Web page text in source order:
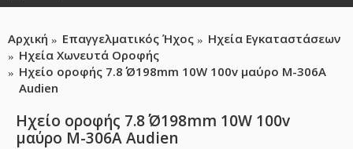
Αρχική Επαγγελματικός Ήχος
Ηχεία Εγκαταστάσεων
Ηχεία Χωνευτά Οροφής
Ηχείο οροφής 7.8΄΄ Ø198mm 10W 100v μαύρο M-306A
Audien
Ηχείο οροφής 7.8΄΄ Ø198mm 10W 100v
μαύρο M-306A Audien